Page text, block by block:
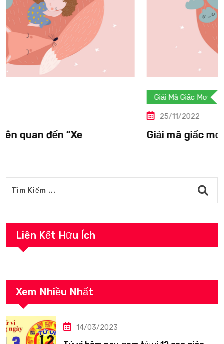
Giải mã giấc mơ liên quan đến “Vượn”.
Liên Kết Hữu Ích
Xem Nhiều Nhất
14/03/2023